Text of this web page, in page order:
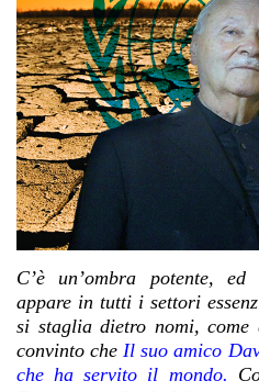
C’è un’ombra potente,
appare in tutti i settori
si staglia dietro nomi, come
convinto che Il suo amico
che ha servito il mondo.